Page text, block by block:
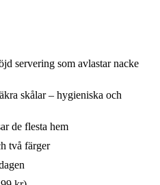
servering som avlastar nacke
skålar – hygieniska och
de flesta hem
två färger